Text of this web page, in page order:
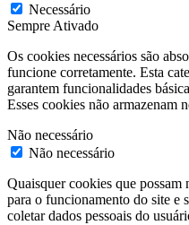
Necessário
Sempre Ativado
Os cookies necessários são
funcione corretamente. Esta
garantem funcionalidades
Esses cookies não armazenam
Não necessário
Não necessário
Quaisquer cookies que possam
para o funcionamento do site e
coletar dados pessoais do